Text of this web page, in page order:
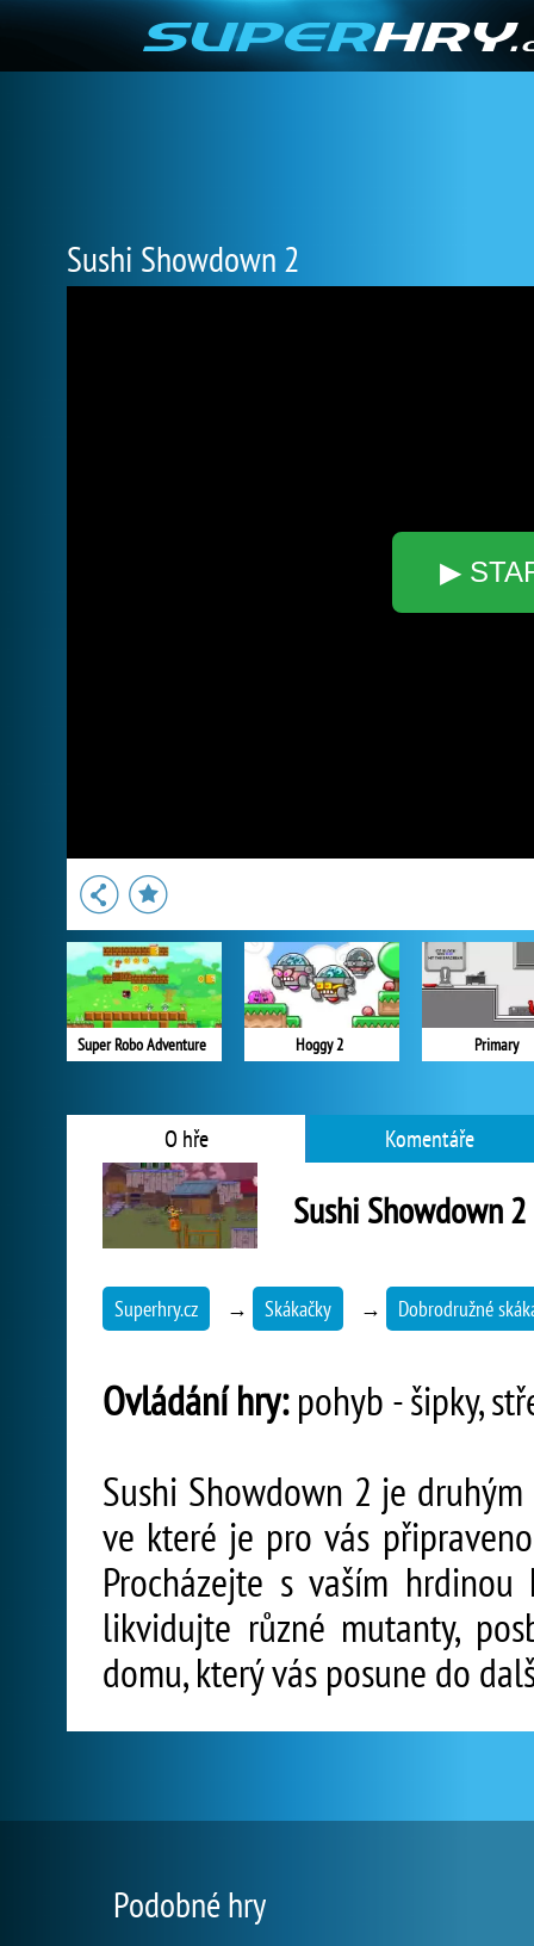
Sushi Showdown 2
▶
Super Robo Adventure Hoggy 2 Primary
O hře Komentáře
Sushi Showdown 2
Superhry.cz → Skákačky → Dobrodružné
Ovládání hry:pohyb - šipky,
Sushi Showdown 2 je
ve které je pro vás
Procházejte s vaším hrdinou
likvidujte různé mutanty,
domu, který vás posune do
Podobné hry